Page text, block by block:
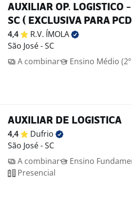
AUXILIAR OP. LOGISTICO
SC ( EXCLUSIVA PARA
4,4 R.V. ÍMOLA
São José - SC
A combinar
Ensino Médio
AUXILIAR DE LOGISTICA
4,4
Dufrio
São José - SC
A combinar
Ensino
Presencial